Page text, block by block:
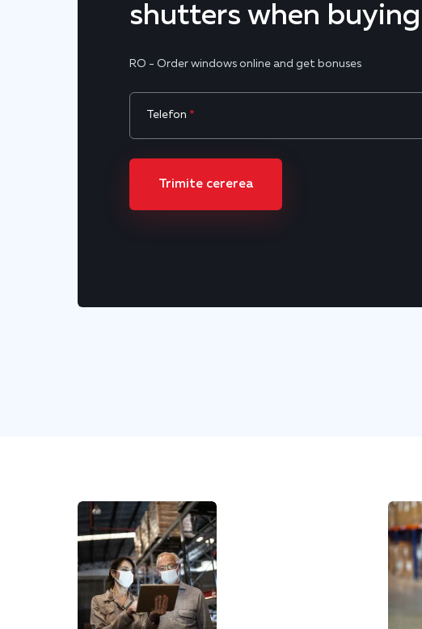
shutters when
RO - Order windows online and get bonuses
Telefon *
Trimite cererea